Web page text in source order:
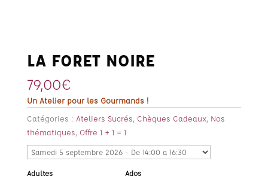
LA FORET NOIRE
79,00€
Un Atelier pour les Gourmands !
Catégories : Ateliers Sucrés, Chèques Cadeaux, Nos
thématiques, Offre 1 + 1 = 1
Adultes Ados